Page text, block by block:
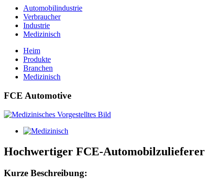
Automobilindustrie
Verbraucher
Industrie
Medizinisch
Heim
Produkte
Branchen
Medizinisch
FCE Automotive
Hochwertiger FCE-Automobilzulieferer
Kurze Beschreibung: